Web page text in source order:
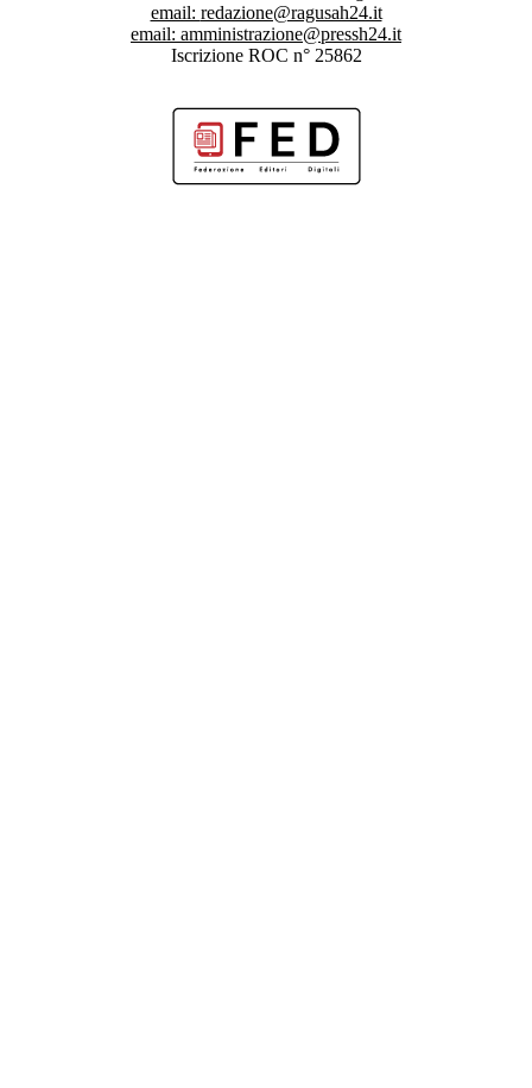
email: redazione@ragusah24.it
email: amministrazione@pressh24.it
Iscrizione ROC n° 25862